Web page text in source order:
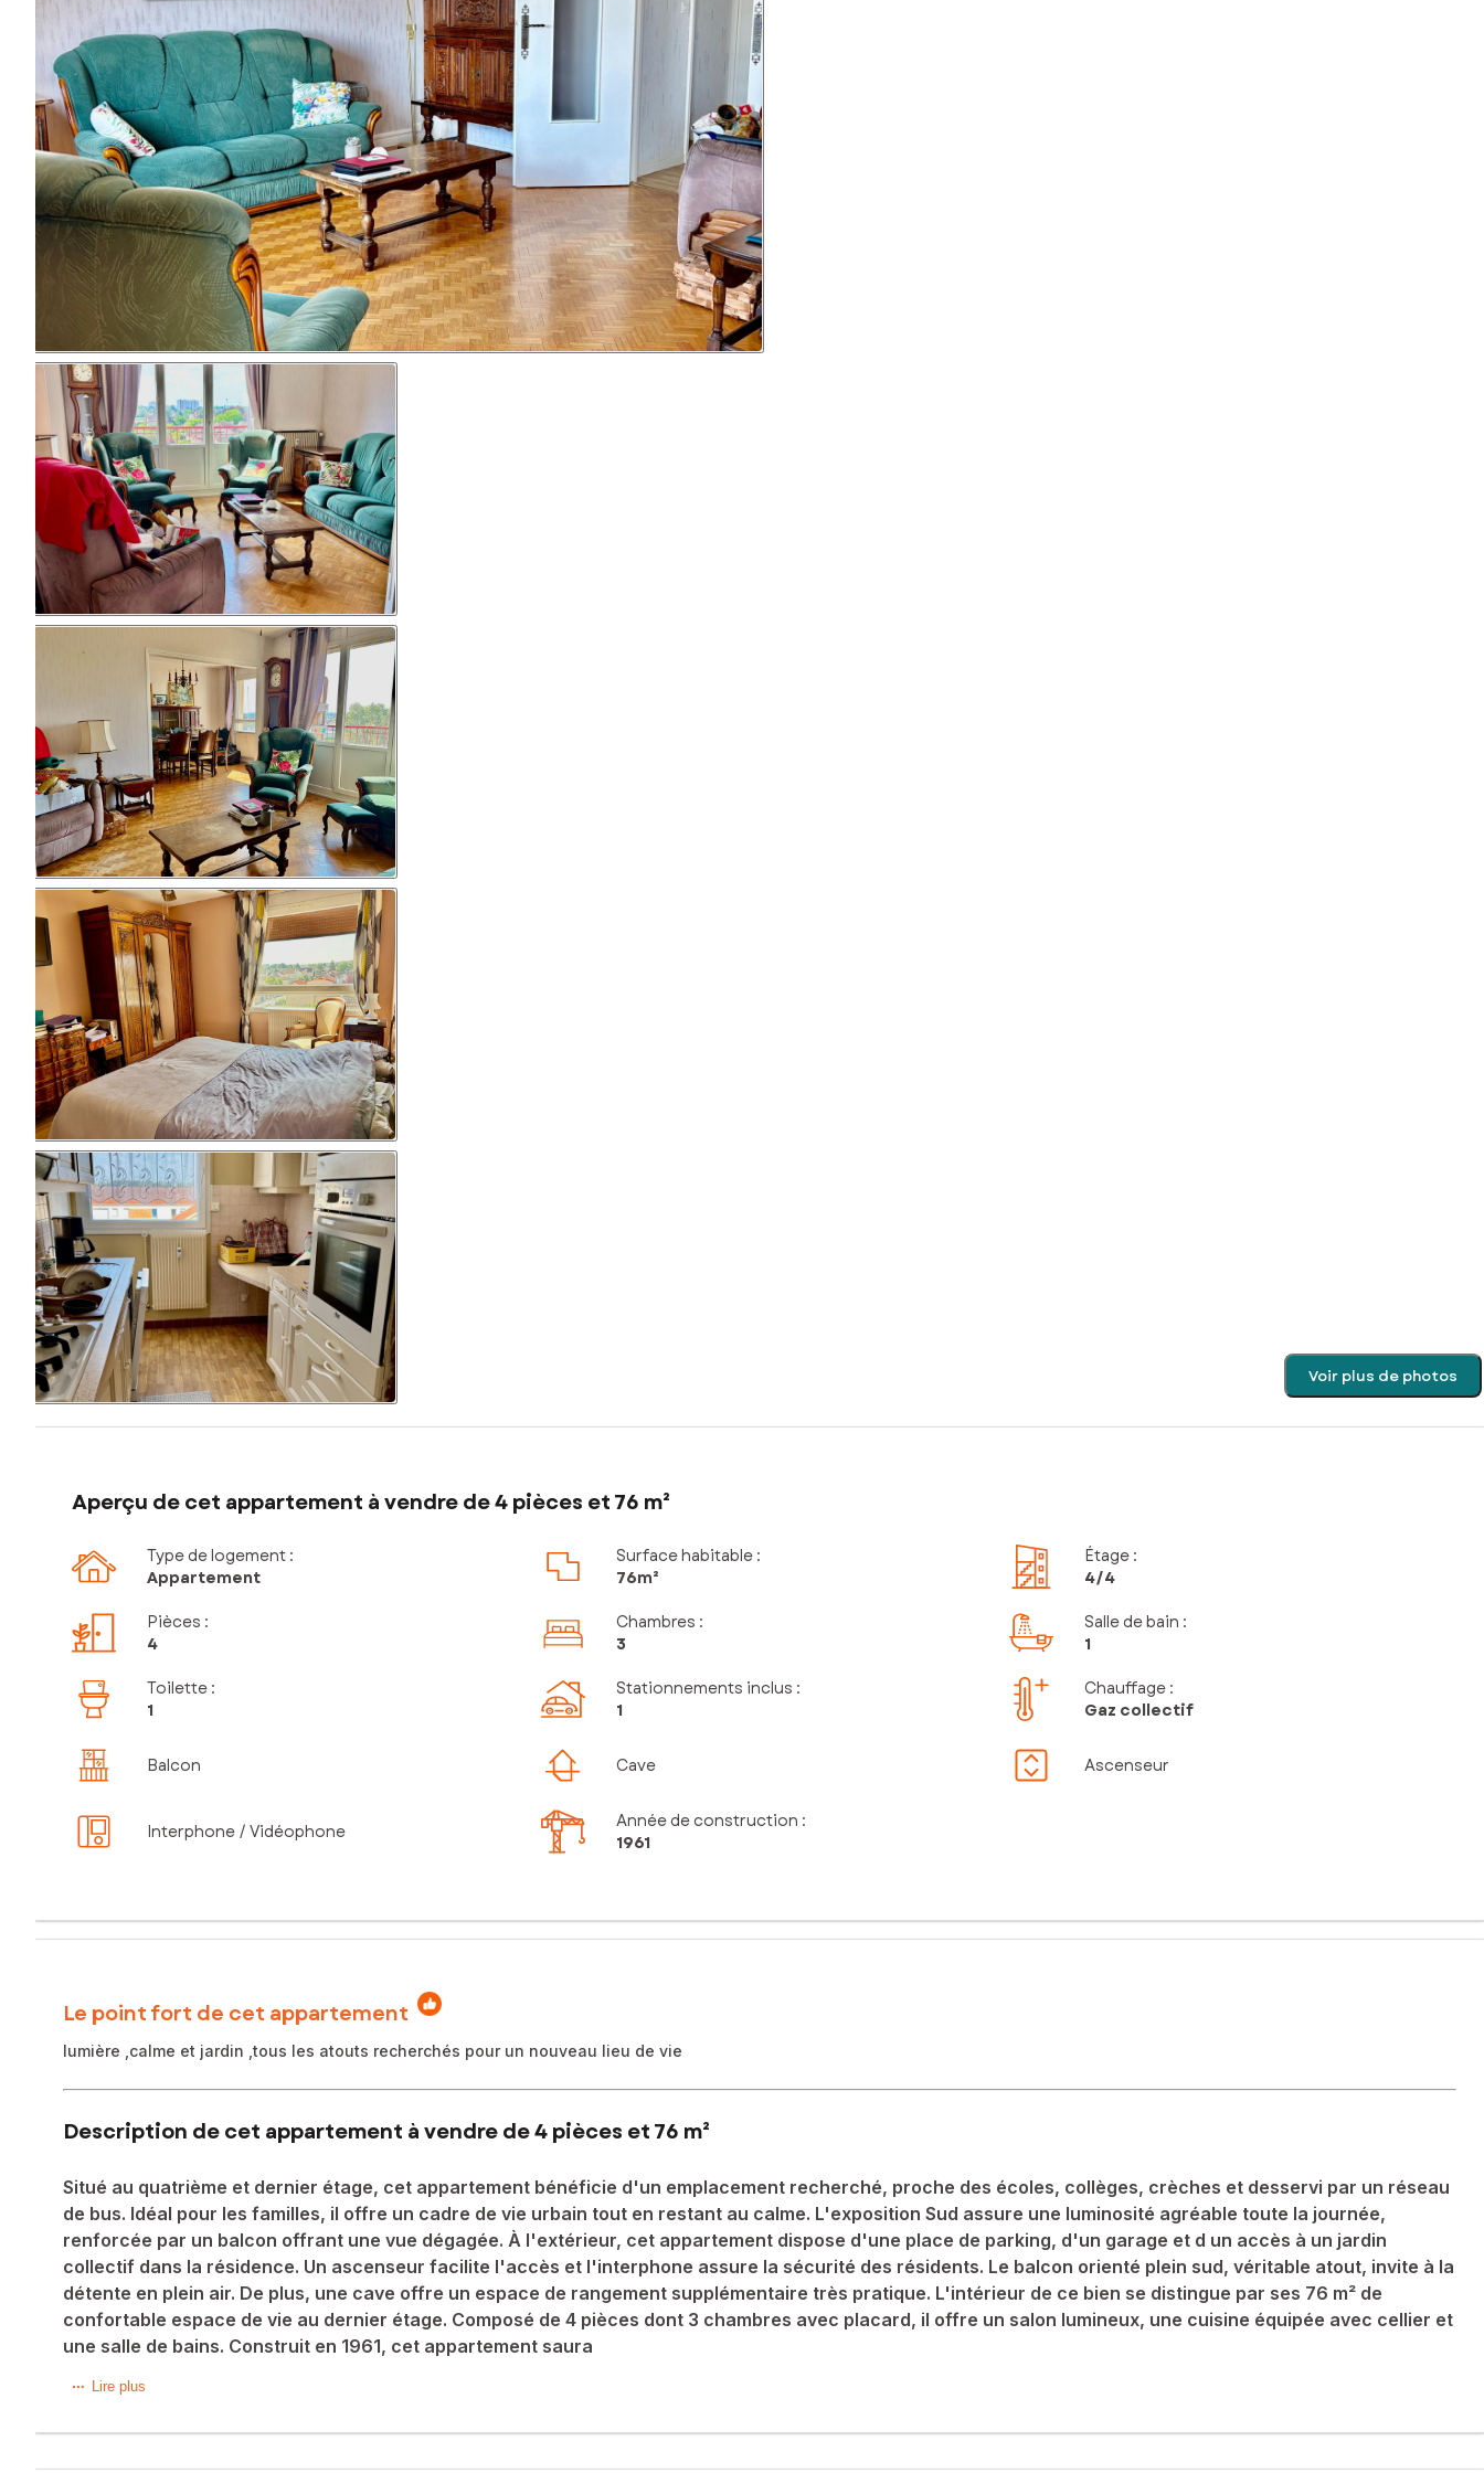
Voir plus de photos
Aperçu de cet appartement à vendre de 4 pièces et 76 m²
Type de logement :
Appartement
Surface habitable :
76m²
Étage :
4/4
Pièces :
4
Chambres :
3
Salle de bain :
1
Toilette :
1
Stationnements inclus :
1
Chauffage :
Gaz collectif
Balcon Cave Ascenseur
Interphone / Vidéophone
Année de construction :
1961
Le point fort de cet appartement
lumière ,calme et jardin ,tous les atouts recherchés pour un nouveau lieu de vie
Description de cet appartement à vendre de 4 pièces et 76 m²
Situé au quatrième et dernier étage, cet appartement bénéficie d'un emplacement recherché, proche des écoles, collèges, crèches et desservi par un réseau
de bus. Idéal pour les familles, il offre un cadre de vie urbain tout en restant au calme. L'exposition Sud assure une luminosité agréable toute la journée,
renforcée par un balcon offrant une vue dégagée. À l'extérieur, cet appartement dispose d'une place de parking, d'un garage et d un accès à un jardin
collectif dans la résidence. Un ascenseur facilite l'accès et l'interphone assure la sécurité des résidents. Le balcon orienté plein sud, véritable atout, invite à la
détente en plein air. De plus, une cave offre un espace de rangement supplémentaire très pratique. L'intérieur de ce bien se distingue par ses 76 m² de
confortable espace de vie au dernier étage. Composé de 4 pièces dont 3 chambres avec placard, il offre un salon lumineux, une cuisine équipée avec cellier et
une salle de bains. Construit en 1961, cet appartement saura
Situé au quatrième et dernier étage, cet appartement bénéficie d'un emplacement recherché, proche des écoles, collèges, crèches et desservi par un réseau de bus. Idéal pour les familles,
Lire plus